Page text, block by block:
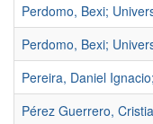
Perdomo, Bexi;
Perdomo, Bexi;
Pereira, Daniel
Pérez Guerrero,